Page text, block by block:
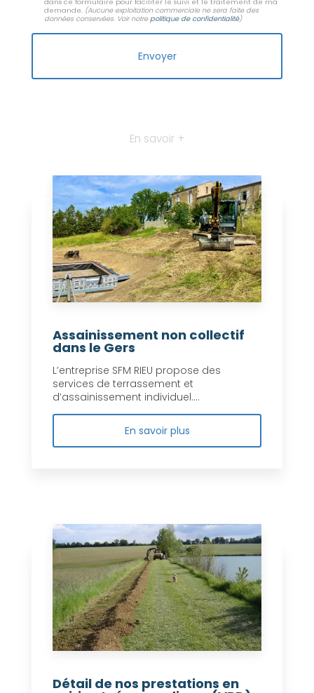
dans ce formulaire pour faciliter le suivi et le traitement de ma
demande. (Aucune exploitation commerciale ne sera faite des
données conservées. Voir notrepolitique de confidentialité)
En savoir +
Assainissement non collectif
dans le Gers
L’entreprise SFM RIEU propose des
services de terrassement et
d’assainissement individuel....
En savoir plus
Détail de nos prestations en